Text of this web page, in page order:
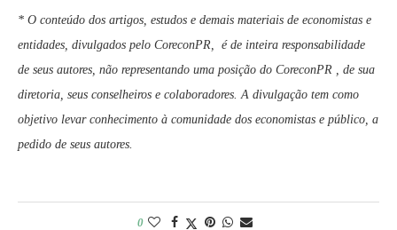
* O conteúdo dos artigos, estudos e demais materiais de economistas e
entidades, divulgados pelo CoreconPR, é de inteira responsabilidade
de seus autores, não representando uma posição do CoreconPR , de sua
diretoria, seus conselheiros e colaboradores. A divulgação tem como
objetivo levar conhecimento à comunidade dos economistas e público, a
pedido de seus autores.
0